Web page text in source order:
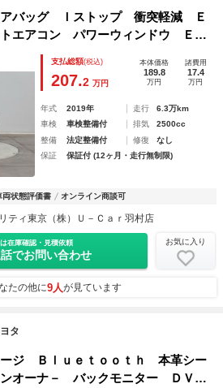
バッグ Ｉストップ 衝突軽減 Ｅ
エアコン パワーウィンドウ ＥＴ
Ｄヘットライト 運転席Ｐシート
プッシュスタート
支払総額(税込)
207.2 万円
本体価格
189.8
万円
諸費用
17.4
万円
年式 2019年 走行
6.3万km
車検
車検整備付 排気
2500cc
整備
法定整備付 修復
なし
保証
保証付 (12ヶ月・走行無制限)
両状態評価書 オンライン商談可
ティ東京（株）Ｕ－Ｃａｒ羽村店
在庫確認・見積依頼
でお問い合わせ
お気に入り
たの他に9人が見ています
ヨタ
ジ Ｂｌｕｅｔｏｏｔｈ 本革シー
オーナ－ バックモニター ＤＶＤ